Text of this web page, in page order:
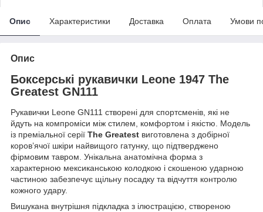
Опис Характеристики Доставка Оплата Умови
Опис
Боксерські рукавички Leone 1947 The
Greatest GN111
Рукавички Leone GN111 створені для спортсменів, які не
йдуть на компроміси між стилем, комфортом і якістю. Модель
із преміальної серії The Greatest виготовлена з добірної
коров’ячої шкіри найвищого гатунку, що підтверджено
фірмовим тавром. Унікальна анатомічна форма з
характерною мексиканською колодкою і скошеною ударною
частиною забезпечує щільну посадку та відчуття контролю
кожного удару.
Вишукана внутрішня підкладка з ілюстрацією, створеною